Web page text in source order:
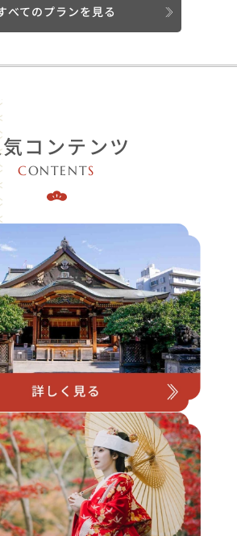
べてのプランを見る
コンテンツ
CONTENTS